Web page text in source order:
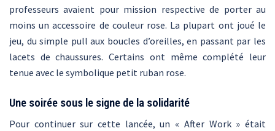
professeurs avaient pour mission respective de porter au
moins un accessoire de couleur rose. La plupart ont joué le
jeu, du simple pull aux boucles d’oreilles, en passant par les
lacets de chaussures. Certains ont même complété leur
tenue avec le symbolique petit ruban rose.
Une soirée sous le signe de la solidarité
Pour continuer sur cette lancée, un « After Work » était